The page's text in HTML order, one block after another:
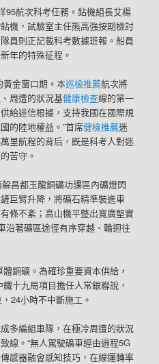
95航次科考任務。鉆機組長艾楊
機，試驗室主任熊高強按期檢討
員則正記載科考數據班報。船員
年的特殊征程。
黃金窗口期。本巡檢推薦航次將
周遭的狀況基健康檢查線的第一
給迷信根據，支持我國在國際規
的陸地權益。”首席健檢推薦迷
里航程的背后，既是科考人對迷
苦守。
昌都玉龍銅礦功課區內礦燈閃
巨臂升降，將礦石精準裝進車
條不紊；高山機平整出寬廣堅實
沿著礦區途徑有序穿越、輪迴往
銅礦。為確珍重要資本供給，
十九局項目擔任人常銀聯說，
24小時不中斷施工。
多編組車隊，在極冷周遭的狀況
線。“無人駕駛礦車經由過程5G
感器融會感知技巧，在線運轉率